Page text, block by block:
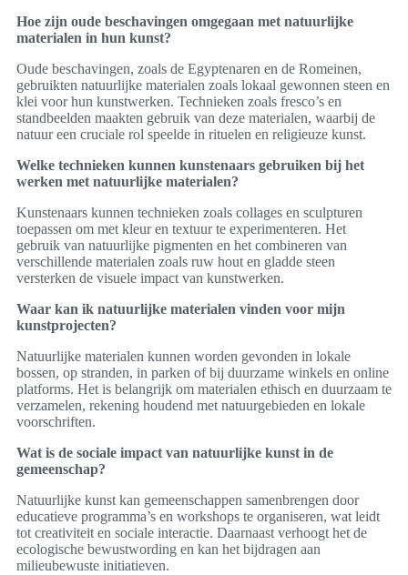
Hoe zijn oude beschavingen omgegaan met natuurlijke
materialen in hun kunst?
Oude beschavingen, zoals de Egyptenaren en de Romeinen,
gebruikten natuurlijke materialen zoals lokaal gewonnen steen en
klei voor hun kunstwerken. Technieken zoals fresco’s en
standbeelden maakten gebruik van deze materialen, waarbij de
natuur een cruciale rol speelde in rituelen en religieuze kunst.
Welke technieken kunnen kunstenaars gebruiken bij het
werken met natuurlijke materialen?
Kunstenaars kunnen technieken zoals collages en sculpturen
toepassen om met kleur en textuur te experimenteren. Het
gebruik van natuurlijke pigmenten en het combineren van
verschillende materialen zoals ruw hout en gladde steen
versterken de visuele impact van kunstwerken.
Waar kan ik natuurlijke materialen vinden voor mijn
kunstprojecten?
Natuurlijke materialen kunnen worden gevonden in lokale
bossen, op stranden, in parken of bij duurzame winkels en online
platforms. Het is belangrijk om materialen ethisch en duurzaam te
verzamelen, rekening houdend met natuurgebieden en lokale
voorschriften.
Wat is de sociale impact van natuurlijke kunst in de
gemeenschap?
Natuurlijke kunst kan gemeenschappen samenbrengen door
educatieve programma’s en workshops te organiseren, wat leidt
tot creativiteit en sociale interactie. Daarnaast verhoogt het de
ecologische bewustwording en kan het bijdragen aan
milieubewuste initiatieven.